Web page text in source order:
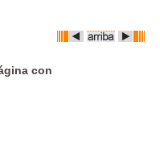
con